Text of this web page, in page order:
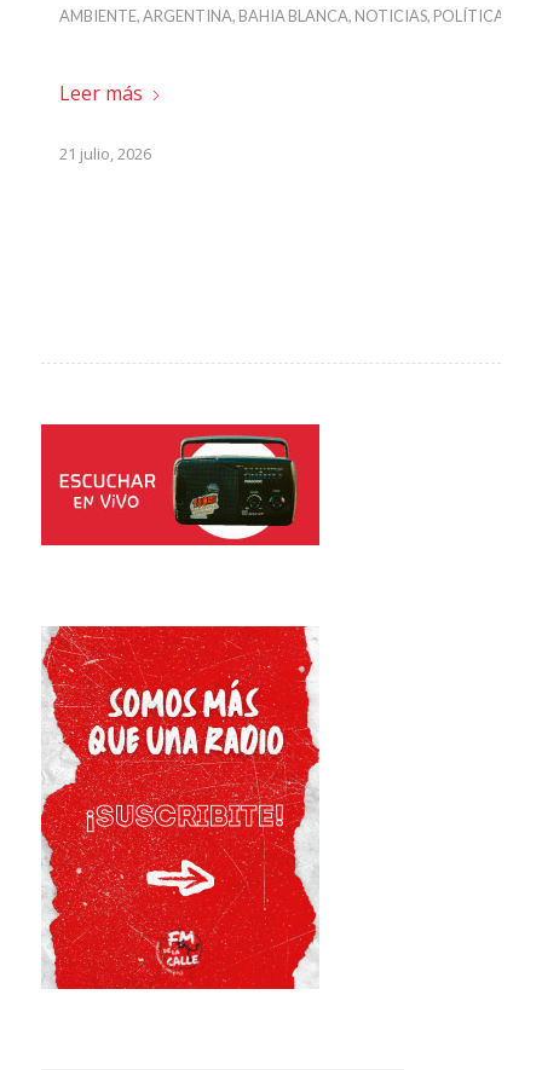
AMBIENTE,ARGENTINA, BAHIA BLANCA, NOTICIAS, POLÍTICA
Leer más
21 julio, 2026